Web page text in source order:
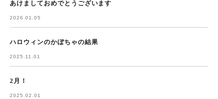
あけましておめでとうございます
2026.01.05
ハロウィンのかぼちゃの結果
2025.11.01
2月！
2025.02.01